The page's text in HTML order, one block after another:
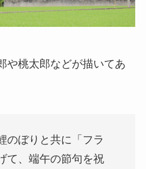
や桃太郎などが描いてあ
のぼりと共に「フラ
て、端午の節句を祝